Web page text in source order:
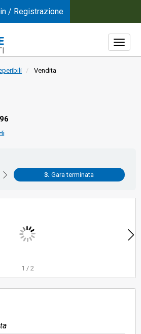
Vendita
Gara terminata
1 / 2
/ Registrazione